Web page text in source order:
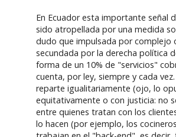
En Ecuador esta importante señal
sido atropellada por una medida
dudo que impulsada por complejo
secundada por la derecha política
forma de un 10% de "servicios"
cuenta, por ley, siempre y cada
reparte igualitariamente (ojo, lo
equitativamente o con justicia: no
entre quienes tratan con los
lo hacen (por ejemplo, los